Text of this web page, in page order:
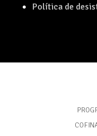
Política de